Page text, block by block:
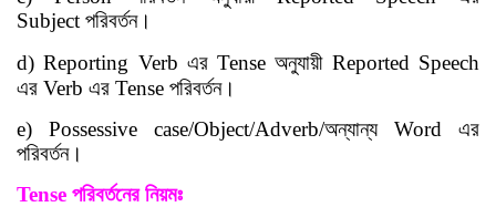
Subject পরিবর্তন।
d) Reporting Verb এর Tense অনুযায়ীReported Speech
এর Verb এর Tense পরিবর্তন।
e) Possessive case/Object/Adverb/অন্যান্য
Word এর
পরিবর্তন।
Tense পরিবর্তনের নিয়মঃ